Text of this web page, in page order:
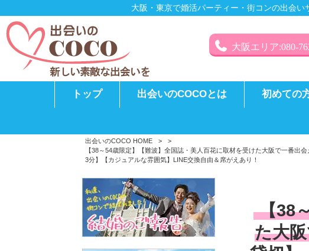
大阪・東京で婚活パーティー・街コンの出会い
大阪エリア:080-
トップ 出会いのCOCOとは 初めての
出会いのCOCO HOME >
>
【38～54歳限定】【難波】全国誌・美人百花に取材を受けた大阪で一番
3分】【カジュアルな雰囲気】LINE交換自由＆席がえあり！
【38
た大